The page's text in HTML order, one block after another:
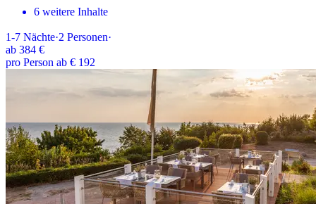
6 weitere Inhalte
1-7 Nächte·2 Personen·
ab 384 €
pro Person ab € 192